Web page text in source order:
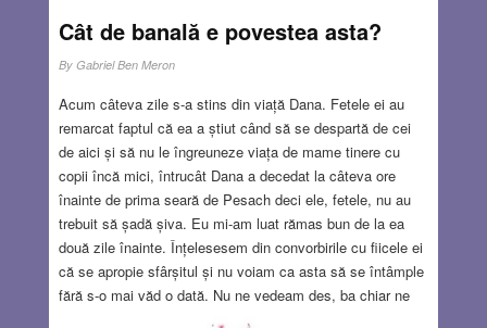
Cât de banală e povestea asta?
By Gabriel Ben Meron
Acum câteva zile s-a stins din viață Dana. Fetele ei au
remarcat faptul că ea a știut când să se despartă de cei
de aici și să nu le îngreuneze viața de mame tinere cu
copii încă mici, întrucât Dana a decedat la câteva ore
înainte de prima seară de Pesach deci ele, fetele, nu au
trebuit să șadă șiva. Eu mi-am luat rămas bun de la ea
două zile înainte. Înțelesesem din convorbirile cu fiicele ei
că se apropie sfârșitul și nu voiam ca asta să se întâmple
fără s-o mai văd o dată. Nu ne vedeam des, ba chiar ne
vedeam foarte rar, dar vorbeam des la telefon. “Te-am